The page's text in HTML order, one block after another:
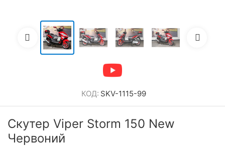
КОД: SKV-1115-99
Скутер Viper Storm 150 New
Червоний